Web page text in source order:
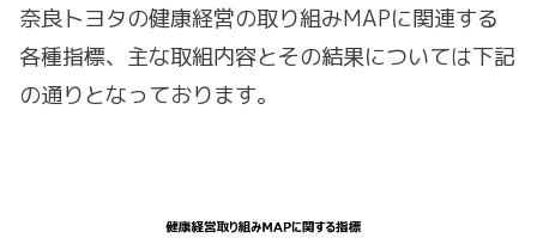
奈良トヨタの健康経営の取り組みMAPに関連する
各種指標、主な取組内容とその結果については下記
の通りとなっております。